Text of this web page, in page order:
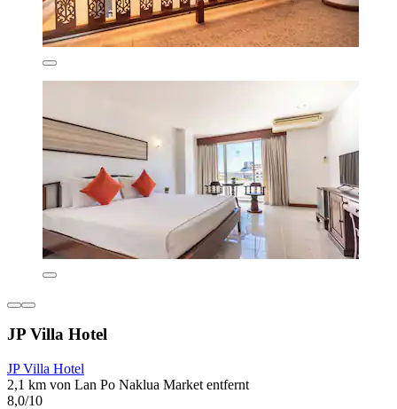
JP Villa Hotel
JP Villa Hotel
2,1 km von Lan Po Naklua Market entfernt
8,0/10